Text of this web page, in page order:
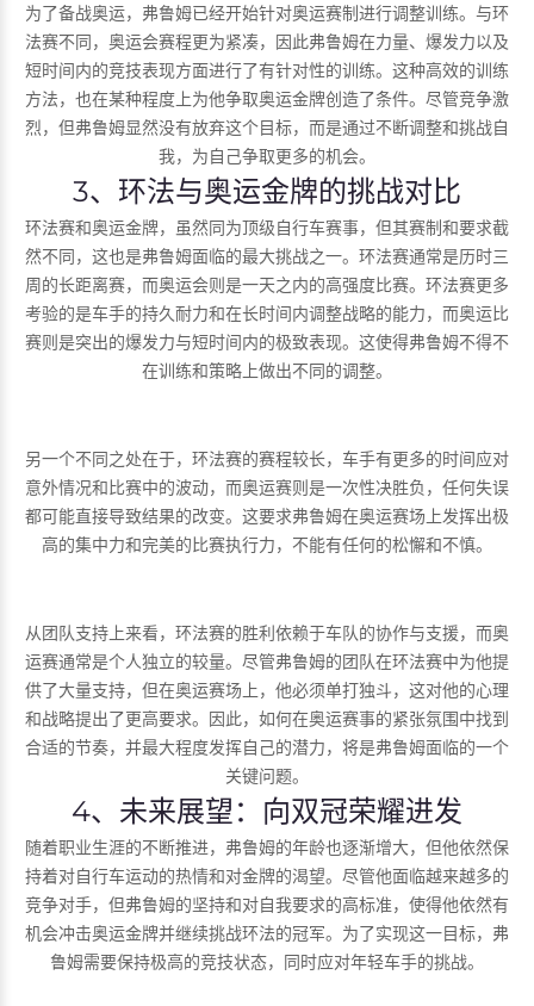
为了备战奥运，弗鲁姆已经开始针对奥运赛制进行调整训练。与环
法赛不同，奥运会赛程更为紧凑，因此弗鲁姆在力量、爆发力以及
短时间内的竞技表现方面进行了有针对性的训练。这种高效的训练
方法，也在某种程度上为他争取奥运金牌创造了条件。尽管竞争激
烈，但弗鲁姆显然没有放弃这个目标，而是通过不断调整和挑战自
我，为自己争取更多的机会。
3、环法与奥运金牌的挑战对比
环法赛和奥运金牌，虽然同为顶级自行车赛事，但其赛制和要求截
然不同，这也是弗鲁姆面临的最大挑战之一。环法赛通常是历时三
周的长距离赛，而奥运会则是一天之内的高强度比赛。环法赛更多
考验的是车手的持久耐力和在长时间内调整战略的能力，而奥运比
赛则是突出的爆发力与短时间内的极致表现。这使得弗鲁姆不得不
在训练和策略上做出不同的调整。
另一个不同之处在于，环法赛的赛程较长，车手有更多的时间应对
意外情况和比赛中的波动，而奥运赛则是一次性决胜负，任何失误
都可能直接导致结果的改变。这要求弗鲁姆在奥运赛场上发挥出极
高的集中力和完美的比赛执行力，不能有任何的松懈和不慎。
从团队支持上来看，环法赛的胜利依赖于车队的协作与支援，而奥
运赛通常是个人独立的较量。尽管弗鲁姆的团队在环法赛中为他提
供了大量支持，但在奥运赛场上，他必须单打独斗，这对他的心理
和战略提出了更高要求。因此，如何在奥运赛事的紧张氛围中找到
合适的节奏，并最大程度发挥自己的潜力，将是弗鲁姆面临的一个
关键问题。
4、未来展望：向双冠荣耀进发
随着职业生涯的不断推进，弗鲁姆的年龄也逐渐增大，但他依然保
持着对自行车运动的热情和对金牌的渴望。尽管他面临越来越多的
竞争对手，但弗鲁姆的坚持和对自我要求的高标准，使得他依然有
机会冲击奥运金牌并继续挑战环法的冠军。为了实现这一目标，弗
鲁姆需要保持极高的竞技状态，同时应对年轻车手的挑战。